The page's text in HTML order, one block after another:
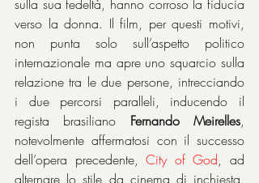
sulla sua fedeltà, hanno corroso la fiducia
verso la donna. Il film, per questi motivi,
non punta solo sull’aspetto politico
internazionale ma apre uno squarcio sulla
relazione tra le due persone, intrecciando
i due percorsi paralleli, inducendo il
regista brasiliano Fernando Meirelles,
notevolmente affermatosi con il successo
dell’opera precedente, City of God, ad
alternare lo stile da cinema di inchiesta,